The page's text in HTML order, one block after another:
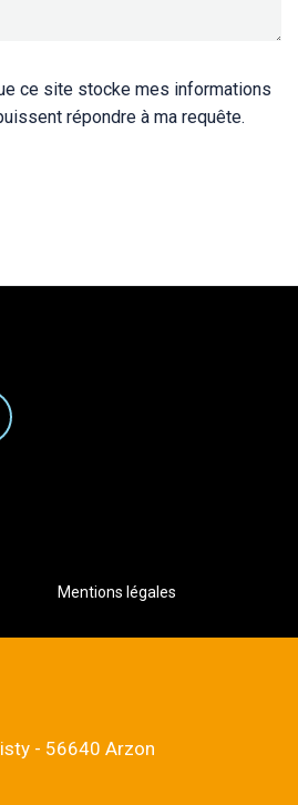
ce site stocke mes informations
répondre à ma requête.
Mentions légales
- 56640 Arzon